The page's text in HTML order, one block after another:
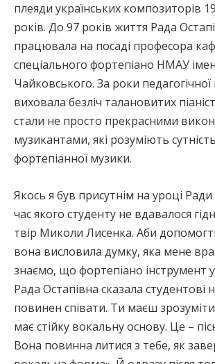
плеяди українських композиторів
років. До 97 років життя Рада
працювала на посаді професора
спеціального фортепіано НМАУ
Чайковського. За роки
виховала безліч талановитих
стали не просто прекрасними
музикантами, які розуміють
фортепіанної музики.
Якось я був присутнім на уроці Ради
час якого студенту не вдавалося
твір Миколи Лисенка. Аби
вона висловила думку, яка мене
знаємо, що фортепіано інструмент
Рада Остапівна сказала студентові
повинен співати. Ти маєш
має стійку вокальну основу. Це –
Вона повинна литися з тебе, як